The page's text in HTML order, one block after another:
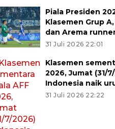
Piala Presiden
Klasemen Grup
dan Arema
31 Juli 2026 22:01
Klasemen
2026, Jumat (31/
Indonesia naik
31 Juli 2026 22:22